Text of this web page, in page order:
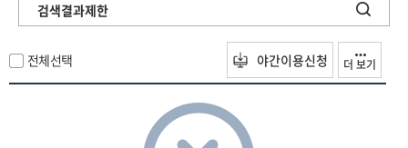
검색결과제한
전체선택 야간이용신청 더 보기